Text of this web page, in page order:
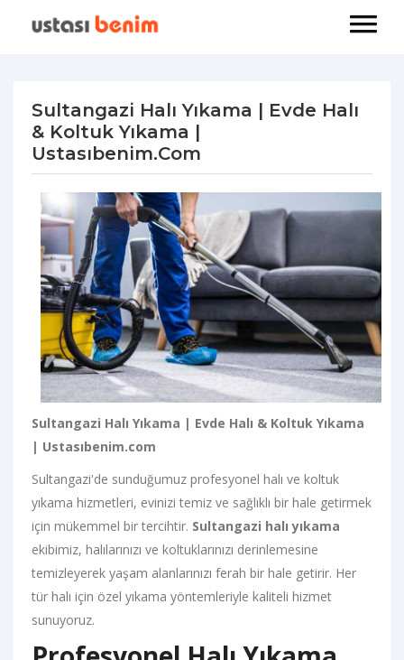
Sultangazi Halı Yıkama | Evde Halı
& Koltuk Yıkama |
Ustasıbenim.com
Sultangazi Halı Yıkama | Evde Halı & Koltuk Yıkama
| Ustasıbenim.com
Sultangazi'de sunduğumuz profesyonel halı ve koltuk
yıkama hizmetleri, evinizi temiz ve sağlıklı bir hale getirmek
için mükemmel bir tercihtir. Sultangazi halı yıkama
ekibimiz, halılarınızı ve koltuklarınızı derinlemesine
temizleyerek yaşam alanlarınızı ferah bir hale getirir. Her
tür halı için özel yıkama yöntemleriyle kaliteli hizmet
sunuyoruz.